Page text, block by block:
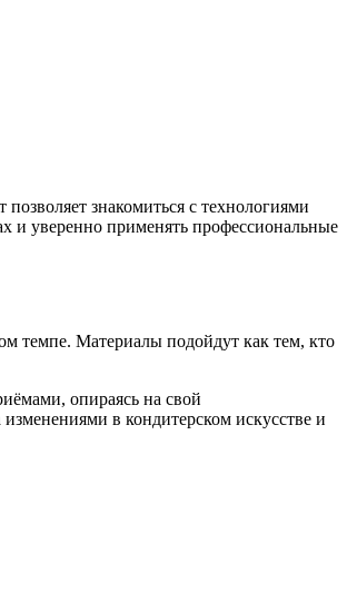
знакомиться с технологиями
и уверенно применять профессиональные
темпе. Материалы подойдут как тем, кто
опираясь на свой
в кондитерском искусстве и